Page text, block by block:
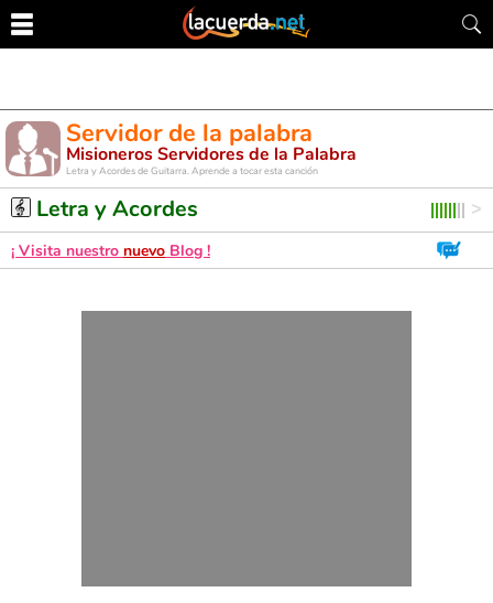
Servidor de la palabra
Misioneros Servidores de la Palabra
Letra y Acordes de Guitarra. Aprende a tocar esta canción
Letra y Acordes
¡ Visita nuestro nuevo Blog !